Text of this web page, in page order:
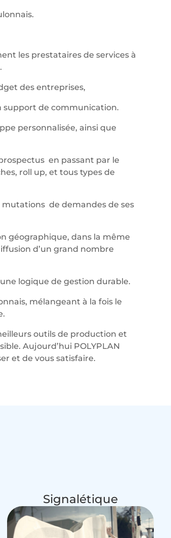
les prestataires de services à
des entreprises,
support de communication.
personnalisée, ainsi que
en passant par le
roll up, et tous types de
mutations de demandes de ses
géographique, dans la même
d’un grand nombre
logique de gestion durable.
mélangeant à la fois le
outils de production et
Aujourd’hui POLYPLAN
et de vous satisfaire.
Signalétique